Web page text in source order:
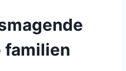
familien